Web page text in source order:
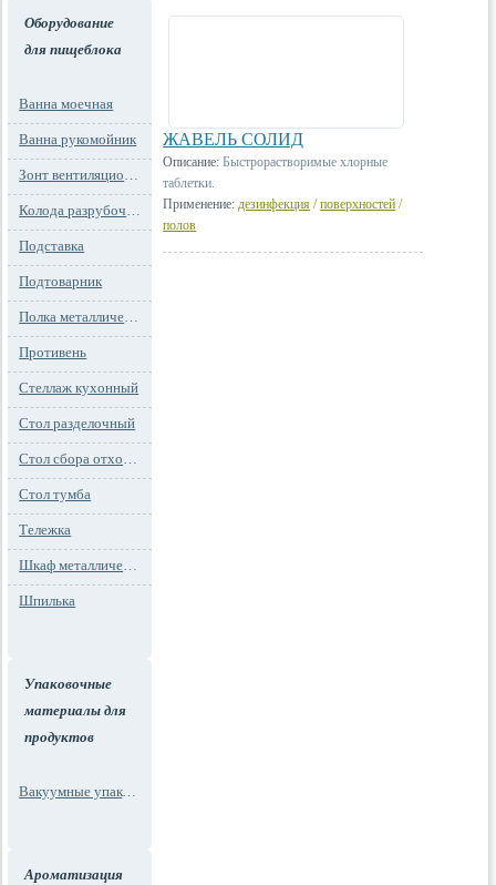
Оборудование
для пищеблока
Ванна моечная
Ванна рукомойник
Зонт вентиляционный
Колода разрубочная
Подставка
Подтоварник
Полка металлическая
Противень
Стеллаж кухонный
Стол разделочный
Стол сбора отходов
Стол тумба
Тележка
Шкаф металлический
Шпилька
Упаковочные
материалы для
продуктов
Вакуумные упаковки
Ароматизация
ЖАВЕЛЬ СОЛИД
Описание: Быстрорастворимые хлорные
таблетки.
Применение: дезинфекция /поверхностей /
полов